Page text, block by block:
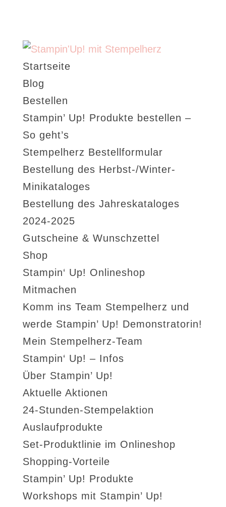
Startseite
Blog
Bestellen
Stampin’ Up! Produkte bestellen –
So geht’s
Stempelherz Bestellformular
Bestellung des Herbst-/Winter-
Minikataloges
Bestellung des Jahreskataloges
2024-2025
Gutscheine & Wunschzettel
Shop
Stampin‘ Up! Onlineshop
Mitmachen
Komm ins Team Stempelherz und
werde Stampin’ Up! Demonstratorin!
Mein Stempelherz-Team
Stampin‘ Up! – Infos
Über Stampin’ Up!
Aktuelle Aktionen
24-Stunden-Stempelaktion
Auslaufprodukte
Set-Produktlinie im Onlineshop
Shopping-Vorteile
Stampin’ Up! Produkte
Workshops mit Stampin’ Up!